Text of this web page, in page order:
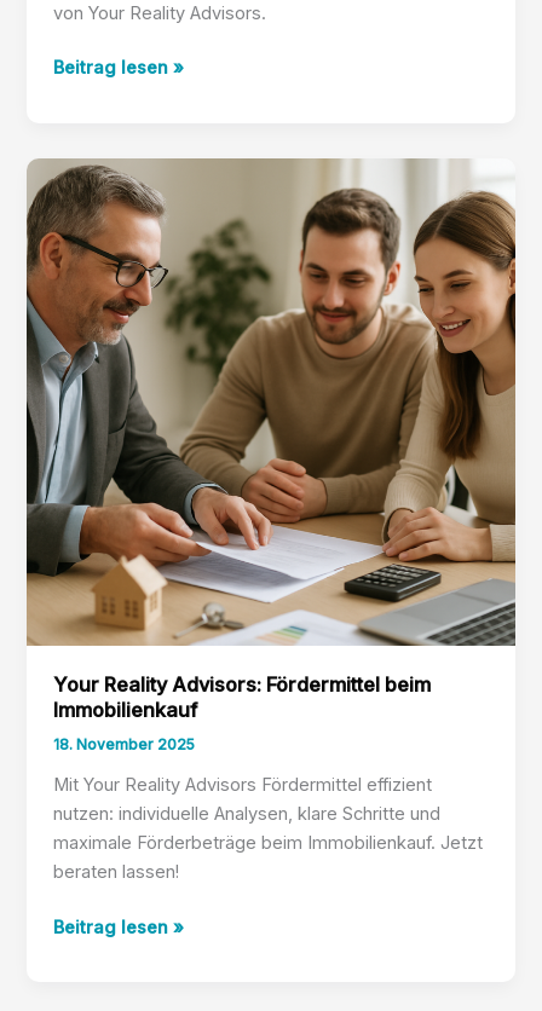
von Your Reality Advisors.
Zinsbindung
Optionen
vergleichen
–
Your
Reality
Beitrag lesen »
Your Reality Advisors: Fördermittel beim
Immobilienkauf
18. November 2025
Mit Your Reality Advisors Fördermittel effizient
nutzen: individuelle Analysen, klare Schritte und
maximale Förderbeträge beim Immobilienkauf. Jetzt
beraten lassen!
Your
Beitrag lesen »